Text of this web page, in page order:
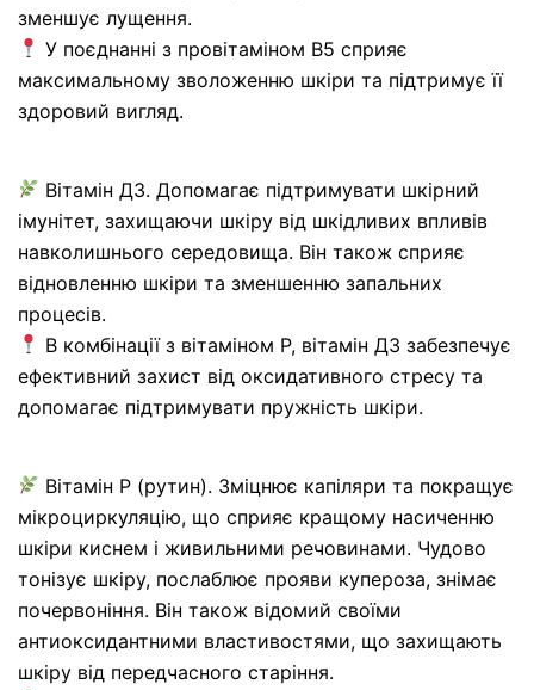
зменшує лущення.
У поєднанні з провітаміном В5 сприяє
максимальному зволоженню шкіри та підтримує її
здоровий вигляд.
Вітамін Д3. Допомагає підтримувати шкірний
імунітет, захищаючи шкіру від шкідливих впливів
навколишнього середовища. Він також сприяє
відновленню шкіри та зменшенню запальних
процесів.
В комбінації з вітаміном Р, вітамін Д3 забезпечує
ефективний захист від оксидативного стресу та
допомагає підтримувати пружність шкіри.
Вітамін Р (рутин). Зміцнює капіляри та покращує
мікроциркуляцію, що сприяє кращому насиченню
шкіри киснем і живильними речовинами. Чудово
тонізує шкіру, послаблює прояви купероза, знімає
почервоніння. Він також відомий своїми
антиоксидантними властивостями, що захищають
шкіру від передчасного старіння.